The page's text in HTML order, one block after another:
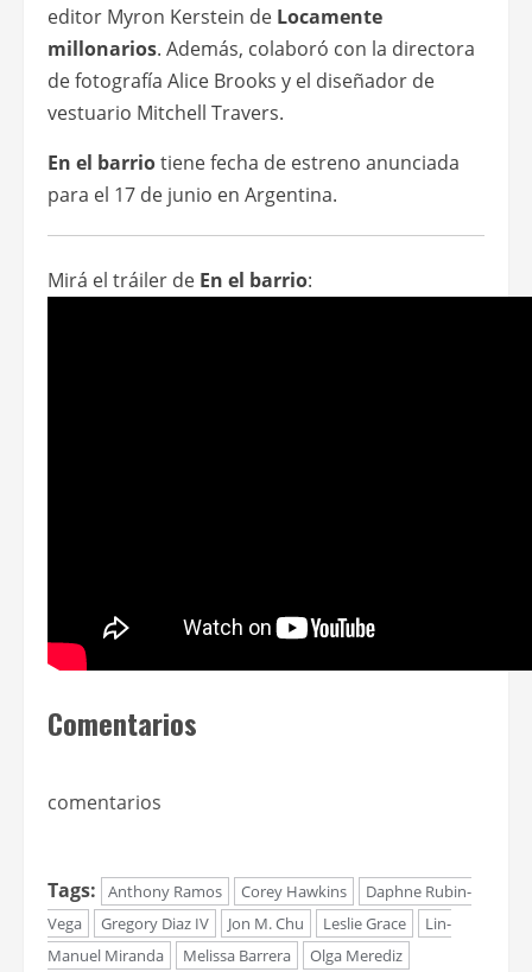
editor Myron Kerstein de Locamente
millonarios. Además, colaboró con la directora
de fotografía Alice Brooks y el diseñador de
vestuario Mitchell Travers.
En el barriotiene fecha de estreno anunciada
para el 17 de junio en Argentina.
Mirá el tráiler de En el barrio:
Comentarios
comentarios
Tags: Anthony Ramos Corey Hawkins
Daphne Rubin-
Vega
Gregory Diaz IV Jon M. Chu Leslie Grace
Lin-
Manuel Miranda
Melissa Barrera Olga Merediz